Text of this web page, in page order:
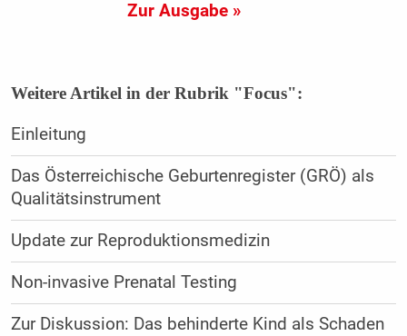
Zur Ausgabe »
Weitere Artikel in der Rubrik "Focus":
Einleitung
Das Österreichische Geburtenregister (GRÖ) als
Qualitätsinstrument
Update zur Reproduktionsmedizin
Non-invasive Prenatal Testing
Zur Diskussion: Das behinderte Kind als Schaden